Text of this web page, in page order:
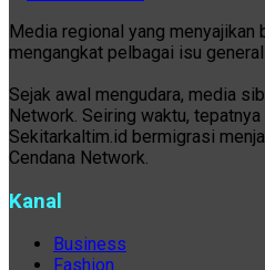
Media regional yang menyajikan
mengangkat pelbagai isu
Sejak awal mengudara, media
Network. Seiring waktu,
Sekitarkaltim.id bermigrasi
Cendana Network.
Kanal
Business
Fashion